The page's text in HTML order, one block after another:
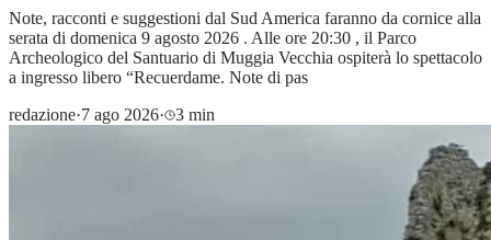
Note, racconti e suggestioni dal Sud America faranno da cornice alla
serata di domenica 9 agosto 2026 . Alle ore 20:30 , il Parco
Archeologico del Santuario di Muggia Vecchia ospiterà lo spettacolo
a ingresso libero “Recuerdame. Note di pas
redazione·7 ago 2026· 3 min